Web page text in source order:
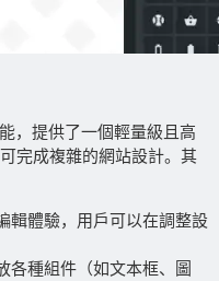
，提供了一個輕量級且高
完成複雜的網站設計。其
輯體驗，用戶可以在調整設
各種組件（如文本框、圖